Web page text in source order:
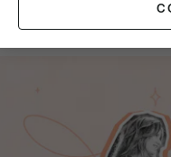
de vente